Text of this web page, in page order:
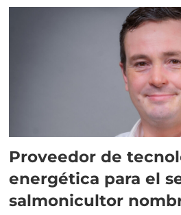
Proveedor de
energética para el
salmonicultor